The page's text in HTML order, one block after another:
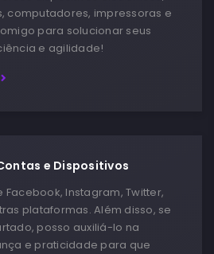
computadores, impressoras e
para solucionar seus
e agilidade!
e Dispositivos
Instagram, Twitter,
plataformas. Além disso, se
posso auxiliá-lo na
e praticidade para que